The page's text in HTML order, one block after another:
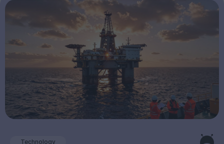
Technology